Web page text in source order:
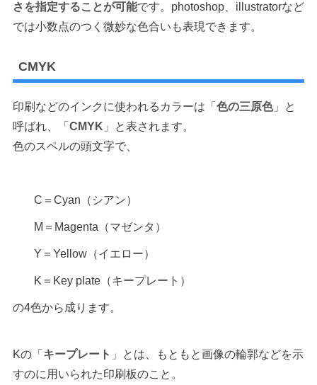
さを指定することが可能です。photoshop、illustratorなど
では小数点のつく微妙な色合いも表現できます。
CMYK
印刷などのインクに使われるカラーは「 色の三原色」と
呼ばれ、「 CMYK 」と表されます。
色のスペルの頭文字で、
C＝Cyan（シアン）
M＝Magenta（マゼンタ）
Y＝Yellow（イエロー）
K＝Key plate（キープレート）
の4色から成ります。
Kの「 キープレート 」とは、もともと画像の輪郭などを示
すのに用いられた印刷板のこと。